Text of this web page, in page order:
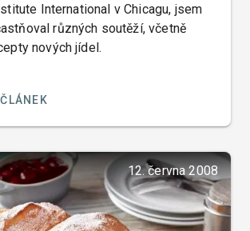
International v Chicagu, jsem
různých soutěží, včetně
nových jídel.
12. června 2008